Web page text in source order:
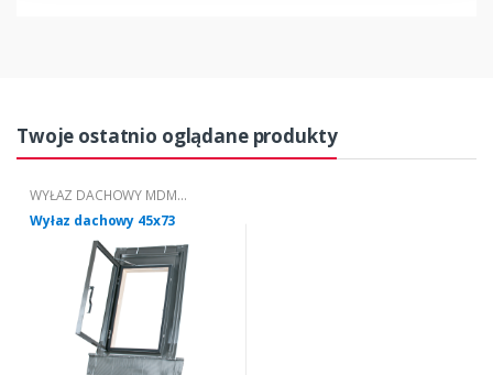
Twoje ostatnio oglądane produkty
WYŁAZ DACHOWY MDM
OTWIERANY NA BOK
Wyłaz dachowy 45x73